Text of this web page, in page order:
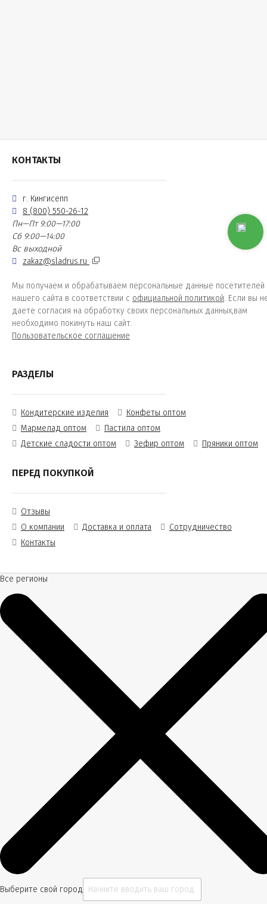
КОНТАКТЫ
г. Кингисепп
8 (800) 550-26-12
Пн—Пт 9:00—17:00
Сб 9:00—14:00
Вс выходной
zakaz@sladrus.ru
Мы получаем и обрабатываем персональные данные посетителей
нашего сайта в соответствии с официальной политикой. Если вы
даете согласия на обработку своих персональных данных,вам
необходимо покинуть наш сайт.
Пользовательское соглашение
РАЗДЕЛЫ
Кондитерские изделия
Конфеты оптом
Мармелад оптом
Пастила оптом
Детские сладости оптом
Зефир оптом Пряники оптом
ПЕРЕД ПОКУПКОЙ
Отзывы
О компании
Доставка и оплата
Сотрудничество
Контакты
Все регионы
Выберите свой город